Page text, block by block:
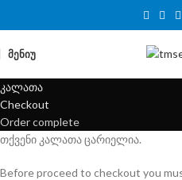
ᲛᲔᲜᲘᲣ
კალათა
Checkout
Order complete
თქვენი კალათა ცარიელია.
Before proceed to checkout you